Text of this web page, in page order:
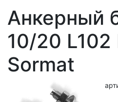
Анкерный
10/20 L102
Sormat